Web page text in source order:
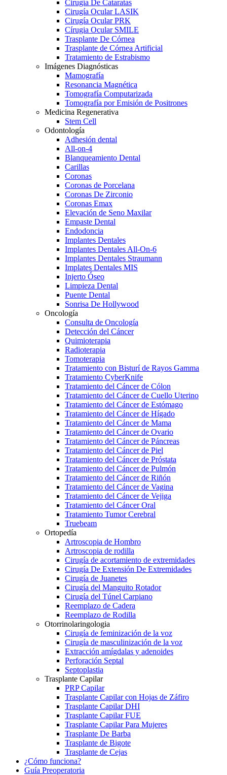
Cirugía De Cataratas
Cirugía Ocular LASIK
Cirugía Ocular PRK
Círugia Ocular SMILE
Trasplante De Córnea
Trasplante de Córnea Artificial
Tratamiento de Estrabismo
Imágenes Diagnósticas
Mamografía
Resonancia Magnética
Tomografía Computarizada
Tomografía por Emisión de Positrones
Medicina Regenerativa
Stem Cell
Odontología
Adhesión dental
All-on-4
Blanqueamiento Dental
Carillas
Coronas
Coronas de Porcelana
Coronas De Zirconio
Coronas Emax
Elevación de Seno Maxilar
Empaste Dental
Endodoncia
Implantes Dentales
Implantes Dentales All-On-6
Implantes Dentales Straumann
Implates Dentales MIS
Injerto Óseo
Limpieza Dental
Puente Dental
Sonrisa De Hollywood
Oncología
Consulta de Oncología
Detección del Cáncer
Quimioterapia
Radioterapia
Tomoterapia
Tratamiento con Bisturí de Rayos Gamma
Tratamiento CyberKnife
Tratamiento del Cáncer de Cólon
Tratamiento del Cáncer de Cuello Uterino
Tratamiento del Cáncer de Estómago
Tratamiento del Cáncer de Hígado
Tratamiento del Cáncer de Mama
Tratamiento del Cáncer de Ovario
Tratamiento del Cáncer de Páncreas
Tratamiento del Cáncer de Piel
Tratamiento del Cáncer de Próstata
Tratamiento del Cáncer de Pulmón
Tratamiento del Cáncer de Riñón
Tratamiento del Cáncer de Vagina
Tratamiento del Cáncer de Vejiga
Tratamiento del Cáncer Oral
Tratamiento Tumor Cerebral
Truebeam
Ortopedía
Artroscopia de Hombro
Artroscopia de rodilla
Cirugía de acortamiento de extremidades
Cirugía De Extensión De Extremidades
Cirugía de Juanetes
Cirugía del Manguito Rotador
Cirugía del Túnel Carpiano
Reemplazo de Cadera
Reemplazo de Rodilla
Otorrinolaringologia
Cirugía de feminización de la voz
Cirugía de masculinización de la voz
Extracción amígdalas y adenoides
Perforación Septal
Septoplastia
Trasplante Capilar
PRP Capilar
Trasplante Capilar con Hojas de Záfiro
Trasplante Capilar DHI
Trasplante Capilar FUE
Trasplante Capilar Para Mujeres
Trasplante De Barba
Trasplante de Bigote
Trasplante de Cejas
¿Cómo funciona?
Guía Preoperatoria